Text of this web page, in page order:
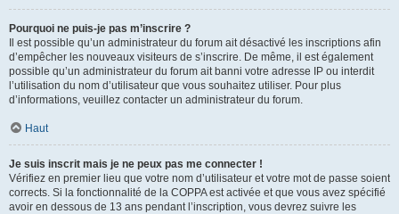
Pourquoi ne puis-je pas m’inscrire ?
Il est possible qu’un administrateur du forum ait désactivé les inscriptions afin
d’empêcher les nouveaux visiteurs de s’inscrire. De même, il est également
possible qu’un administrateur du forum ait banni votre adresse IP ou interdit
l’utilisation du nom d’utilisateur que vous souhaitez utiliser. Pour plus
d’informations, veuillez contacter un administrateur du forum.
Haut
Je suis inscrit mais je ne peux pas me connecter !
Vérifiez en premier lieu que votre nom d’utilisateur et votre mot de passe soient
corrects. Si la fonctionnalité de la COPPA est activée et que vous avez spécifié
avoir en dessous de 13 ans pendant l’inscription, vous devrez suivre les